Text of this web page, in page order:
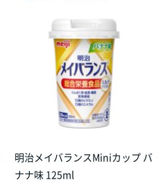
明治メイバランスMiniカップ バ
ナナ味 125ml